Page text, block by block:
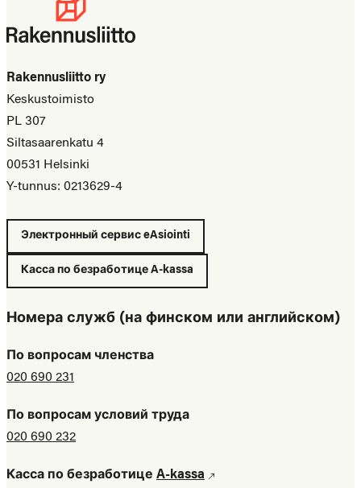
Rakennusliitto ry
Keskustoimisto
PL 307
Siltasaarenkatu 4
00531 Helsinki
Y-tunnus: 0213629-4
Электронный сервис eAsiointi
Касса по безработице A-kassa
Номера служб (на финском или английском)
По вопросам членства
020 690 231
По вопросам условий труда
020 690 232
Касса по безработице A-kassa